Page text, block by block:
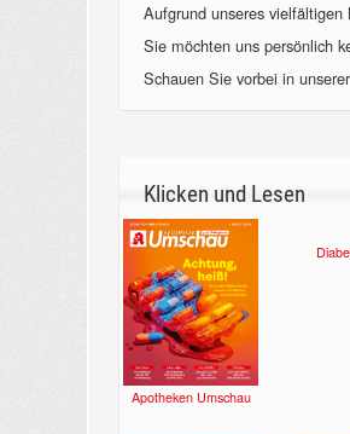
Aufgrund unseres
Sie möchten uns persönlich
Schauen Sie vorbei in
Klicken und Lesen
Apotheken Umschau